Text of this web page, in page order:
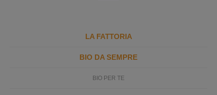
LA FATTORIA
BIO DA SEMPRE
BIO PER TE